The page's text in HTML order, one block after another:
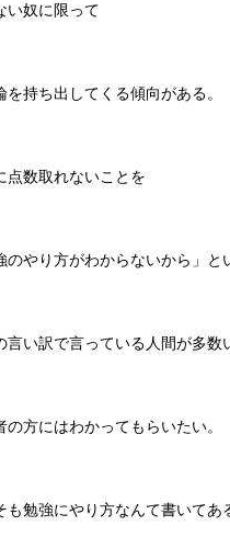
い奴に限って
を持ち出してくる傾向がある。
点数取れないことを
のやり方がわからないから」と
言い訳で言っている人間が多数
の方にはわかってもらいたい。
も勉強にやり方なんて書いてあ